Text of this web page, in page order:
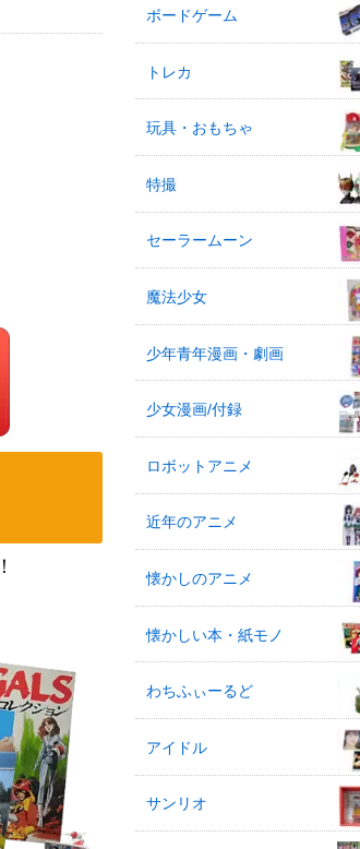
ボードゲーム
トレカ
玩具・おもちゃ
特撮
セーラームーン
魔法少女
少年青年漫画・劇画
少女漫画/付録
ロボットアニメ
近年のアニメ
懐かしのアニメ
懐かしい本・紙モノ
わちふぃーるど
アイドル
サンリオ